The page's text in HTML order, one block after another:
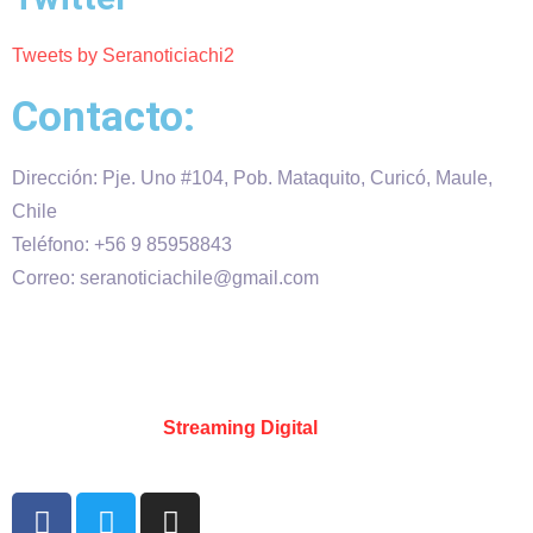
Tweets by Seranoticiachi2
Contacto:
Dirección: Pje. Uno #104, Pob. Mataquito, Curicó, Maule,
Chile
Teléfono: +56 9 85958843
Correo: seranoticiachile@gmail.com
Streaming Digital